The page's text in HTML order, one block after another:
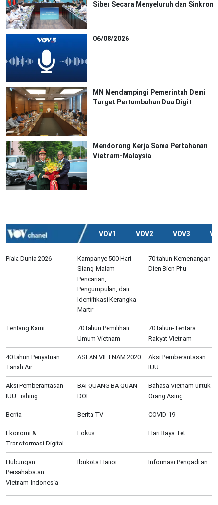
Siber Secara Menyeluruh dan Sinkron
06/08/2026
MN Mendampingi Pemerintah Demi
Target Pertumbuhan Dua Digit
Mendorong Kerja Sama Pertahanan
Vietnam-Malaysia
VOV1 VOV2 VOV3
Piala Dunia 2026
Kampanye 500 Hari
Siang-Malam
Pencarian,
Pengumpulan, dan
Identifikasi Kerangka
Martir
70 tahun Kemenangan
Dien Bien Phu
Tentang Kami
70 tahun Pemilihan
Umum Vietnam
70 tahun-Tentara
Rakyat Vietnam
40 tahun Penyatuan
Tanah Air
ASEAN VIETNAM 2020
Aksi Pemberantasan
IUU
Aksi Pemberantasan
IUU Fishing
BAI QUANG BA QUAN
DOI
Bahasa Vietnam untuk
Orang Asing
Berita Berita TV COVID-19
Ekonomi &
Transformasi Digital
Fokus Hari Raya Tet
Hubungan
Persahabatan
Vietnam-Indonesia
Ibukota Hanoi Informasi Pengadilan